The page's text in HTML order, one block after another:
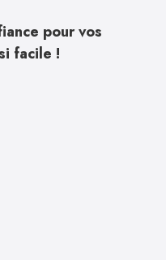
pour vos
facile !